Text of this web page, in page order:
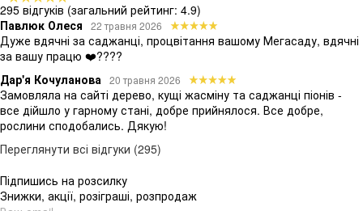
295 відгуків (загальний рейтинг: 4.9)
Павлюк Олеся
22 травня 2026
Дуже вдячні за саджанці, процвітання вашому Мегасаду, вдячні
за вашу працю ❤️????
Дар'я Кочуланова
20 травня 2026
Замовляла на сайті дерево, кущі жасміну та саджанці піонів -
все дійшло у гарному стані, добре прийнялося. Все добре,
рослини сподобались. Дякую!
Переглянути всі відгуки (295)
Підпишись на розсилку
Знижки, акції, розіграші, розпродаж